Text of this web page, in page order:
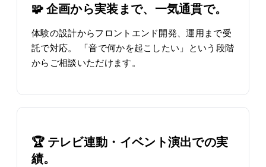
🧩 企画から実装まで、一気通貫で。
体験の設計からフロントエンド開発、運用まで受
託で対応。 「音で何かを起こしたい」という段階
からご相談いただけます。
🏆 テレビ連動・イベント演出での実
績。